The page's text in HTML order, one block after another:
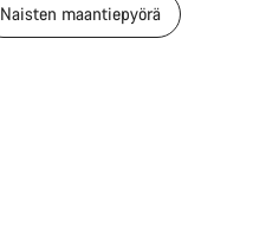
Naisten maantiepyörä